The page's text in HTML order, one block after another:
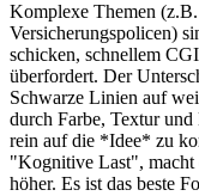
Komplexe Themen
Versicherungspolicen)
schicken, schnellem
überfordert. Der
Schwarze Linien auf
durch Farbe, Textur
rein auf die *Idee* zu
"Kognitive Last", macht
höher. Es ist das beste